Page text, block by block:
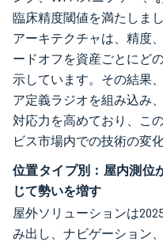
臨床精度閾値を満たしま
アーキテクチャは、精度
ードオフを資産ごとにど
示しています。その結果
ア定義ラジオを組み込み
対応力を高めており、こ
ビス市場内での技術の変
位置タイプ別：屋内測位
じて勢いを増す
屋外ソリューションは
み出し、ナビゲーション